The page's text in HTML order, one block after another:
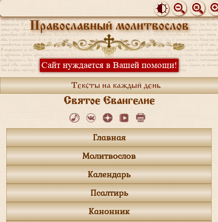
Православный молитвослов
Сайт нуждается в Вашей помощи!
Тексты на каждый день
Святое Евангелие
Главная
Молитвослов
Календарь
Псалтирь
Канонник